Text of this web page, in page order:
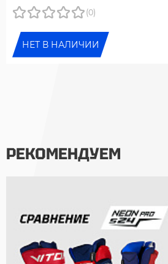
(0)
НЕТ В НАЛИЧИИ
РЕКОМЕНДУЕМ